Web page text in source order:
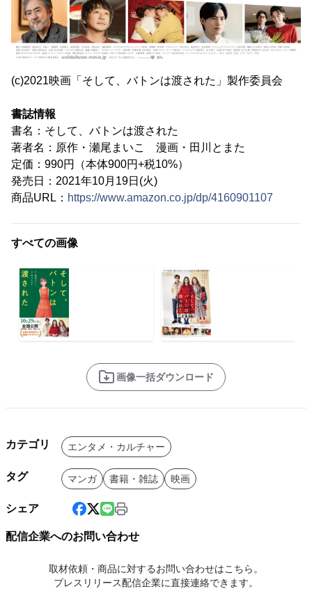
(c)2021映画「そして、バトンは渡された」製作委員会
書誌情報
書名：そして、バトンは渡された
著者名：原作・瀬尾まいこ 漫画・田川とまた
定価：990円（本体900円+税10%）
発売日：2021年10月19日(火)
商品URL： https://www.amazon.co.jp/dp/4160901107
すべての画像
画像一括ダウンロード
カテゴリ エンタメ・カルチャー
タグ マンガ 書籍・雑誌 映画
シェア
配信企業へのお問い合わせ
取材依頼・商品に対するお問い合わせはこちら。
プレスリリース配信企業に直接連絡できます。